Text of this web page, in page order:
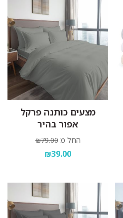
מצעים כותנה פרקל
אפור בהיר
החל מ ₪79.00
₪39.00